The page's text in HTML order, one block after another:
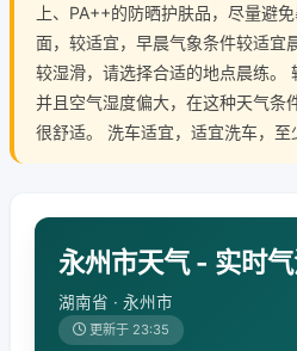
上、PA++的防晒护肤品，尽量避
面，较适宜，早晨气象条件较适宜
较湿滑，请选择合适的地点晨练。
并且空气湿度偏大，在这种天气条
很舒适。 洗车适宜，适宜洗车，至
永州市天气 - 实时
湖南省 · 永州市
更新于 23:35